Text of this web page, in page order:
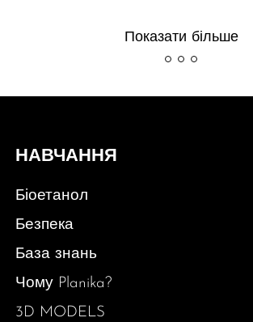
Показати більше
НАВЧАННЯ
Біоетанол
Безпека
База знань
Чому Planika?
3D MODELS